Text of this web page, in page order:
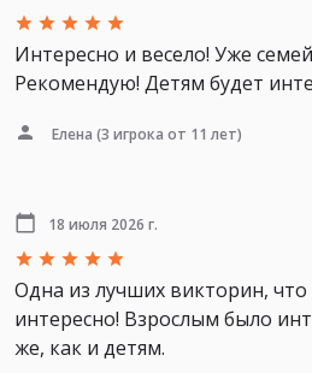
Интересно и весело! Уже
Рекомендую! Детям будет
Елена (3 игрока от 11 лет)
18 июля 2026 г.
Одна из лучших викторин,
интересно! Взрослым было
же, как и детям.